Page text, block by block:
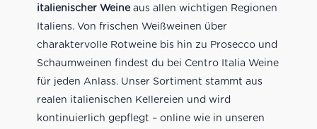
italienischer Weineaus allen wichtigen Regionen
Italiens. Von frischen Weißweinen über
charaktervolle Rotweine bis hin zu Prosecco und
Schaumweinen findest du bei Centro Italia Weine
für jeden Anlass. Unser Sortiment stammt aus
realen italienischen Kellereien und wird
kontinuierlich gepflegt – online wie in unseren